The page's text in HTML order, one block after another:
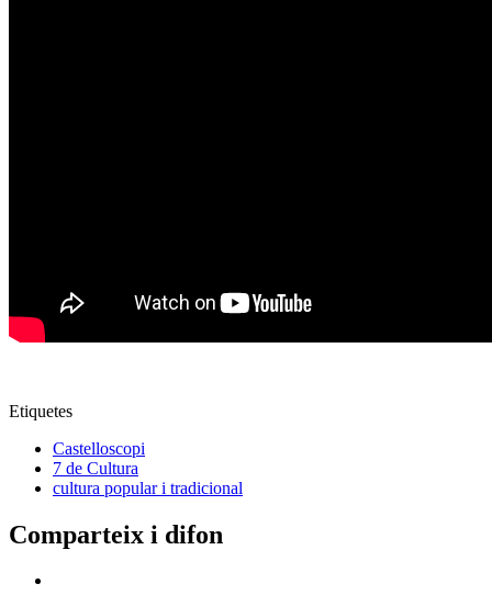
Etiquetes
Castelloscopi
7 de Cultura
cultura popular i tradicional
Comparteix i difon